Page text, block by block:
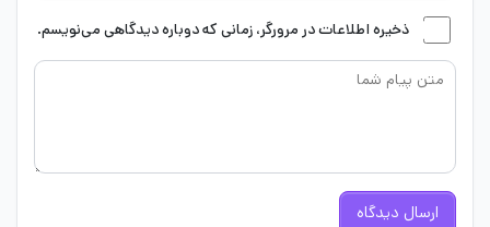
ذخیره اطلاعات در مرورگر، زمانی که دوباره دیدگاهی می‌نویسم.
ارسال دیدگاه